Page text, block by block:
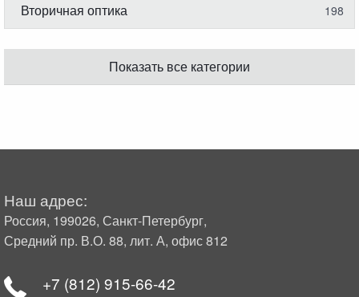
Вторичная оптика 198
Показать все категории
Наш адрес:
Россия, 199026, Санкт-Петербург,
Средний пр. В.О. 88, лит. А, офис 812
+7 (812) 915-66-42